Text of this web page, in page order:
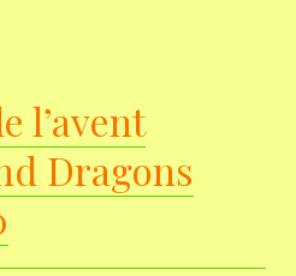
l’avent
Dragons